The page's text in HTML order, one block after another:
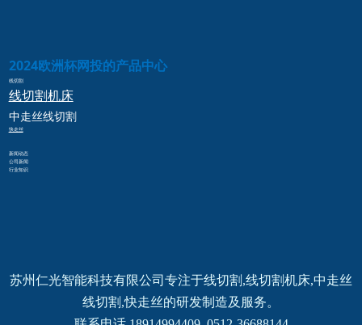
2024欧洲杯网投的产品中心
线切割
线切割机床
中走丝线切割
快走丝
新闻动态
公司新闻
行业知识
苏州仁光智能科技有限公司专注于线切割,线切割机床,中走丝
线切割,快走丝的研发制造及服务。